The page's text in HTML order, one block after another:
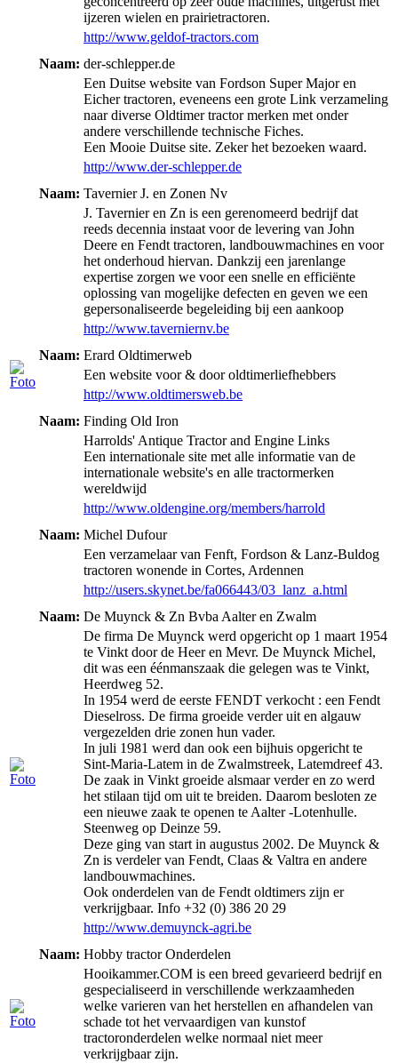
ijzeren wielen en prairietractoren.
http://www.geldof-tractors.com
Naam: der-schlepper.de
Een Duitse website van Fordson Super Major en
Eicher tractoren, eveneens een grote Link verzameling
naar diverse Oldtimer tractor merken met onder
andere verschillende technische Fiches.
Een Mooie Duitse site. Zeker het bezoeken waard.
http://www.der-schlepper.de
Naam: Tavernier J. en Zonen Nv
J. Tavernier en Zn is een gerenomeerd bedrijf dat
reeds decennia instaat voor de levering van John
Deere en Fendt tractoren, landbouwmachines en voor
het onderhoud hiervan. Dankzij een jarenlange
expertise zorgen we voor een snelle en efficiënte
oplossing van mogelijke defecten en geven we een
gepersonaliseerde begeleiding bij een aankoop
http://www.taverniernv.be
Naam: Erard Oldtimerweb
Een website voor & door oldtimerliefhebbers
http://www.oldtimersweb.be
Naam: Finding Old Iron
Harrolds' Antique Tractor and Engine Links
Een internationale site met alle informatie van de
internationale website's en alle tractormerken
wereldwijd
http://www.oldengine.org/members/harrold
Naam: Michel Dufour
Een verzamelaar van Fenft, Fordson & Lanz-Buldog
tractoren wonende in Cortes, Ardennen
http://users.skynet.be/fa066443/03_lanz_a.html
Naam: De Muynck & Zn Bvba Aalter en Zwalm
De firma De Muynck werd opgericht op 1 maart 1954
te Vinkt door de Heer en Mevr. De Muynck Michel,
dit was een éénmanszaak die gelegen was te Vinkt,
Heerdweg 52.
In 1954 werd de eerste FENDT verkocht : een Fendt
Dieselross. De firma groeide verder uit en algauw
vergezelden drie zonen hun vader.
In juli 1981 werd dan ook een bijhuis opgericht te
Sint-Maria-Latem in de Zwalmstreek, Latemdreef 43.
De zaak in Vinkt groeide alsmaar verder en zo werd
het stilaan tijd om uit te breiden. Daarom besloten ze
een nieuwe zaak te openen te Aalter -Lotenhulle.
Steenweg op Deinze 59.
Deze ging van start in augustus 2002. De Muynck &
Zn is verdeler van Fendt, Claas & Valtra en andere
landbouwmachines.
Ook onderdelen van de Fendt oldtimers zijn er
verkrijgbaar. Info +32 (0) 386 20 29
http://www.demuynck-agri.be
Naam: Hobby tractor Onderdelen
Hooikammer.COM is een breed gevarieerd bedrijf en
gespecialiseerd in verschillende werkzaamheden
welke varieren van het herstellen en afhandelen van
schade tot het vervaardigen van kunstof
tractoronderdelen welke normaal niet meer
verkrijgbaar zijn.